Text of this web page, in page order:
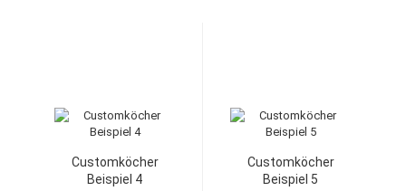
Customköcher
Beispiel 4
Customköcher
Beispiel 5